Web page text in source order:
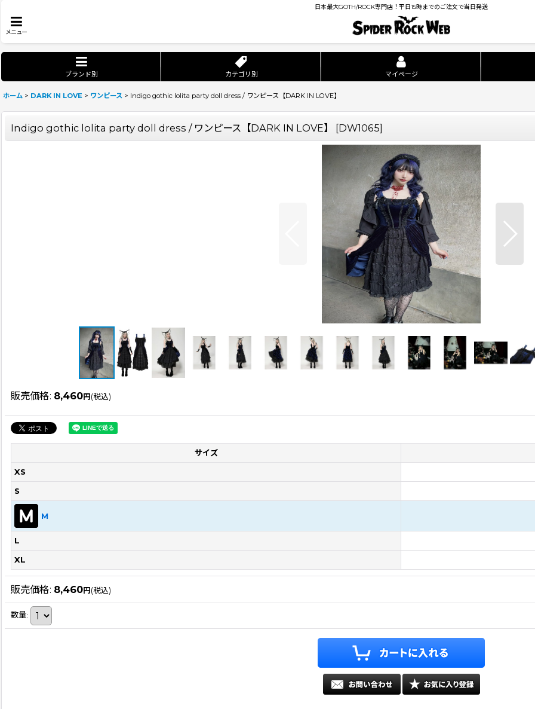
日本最大GOTH/ROCK専門店！平日15時までのご注文で当日発送
メニュー
ブランド別 カテゴリ別 マイページ
ホーム > DARK IN LOVE > ワンピース > Indigo gothic lolita party doll dress / ワンピース【DARK IN LOVE】
Indigo gothic lolita party doll dress / ワンピース【DARK IN LOVE】 [DW1065]
販売価格: 8,460円 (税込)
サイズ
XS
S
M
L
XL
販売価格: 8,460円 (税込)
数量: